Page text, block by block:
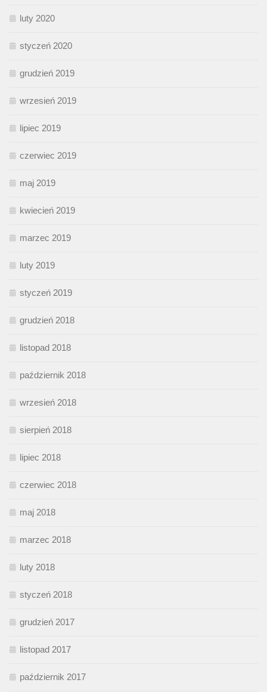
luty 2020
styczeń 2020
grudzień 2019
wrzesień 2019
lipiec 2019
czerwiec 2019
maj 2019
kwiecień 2019
marzec 2019
luty 2019
styczeń 2019
grudzień 2018
listopad 2018
październik 2018
wrzesień 2018
sierpień 2018
lipiec 2018
czerwiec 2018
maj 2018
marzec 2018
luty 2018
styczeń 2018
grudzień 2017
listopad 2017
październik 2017